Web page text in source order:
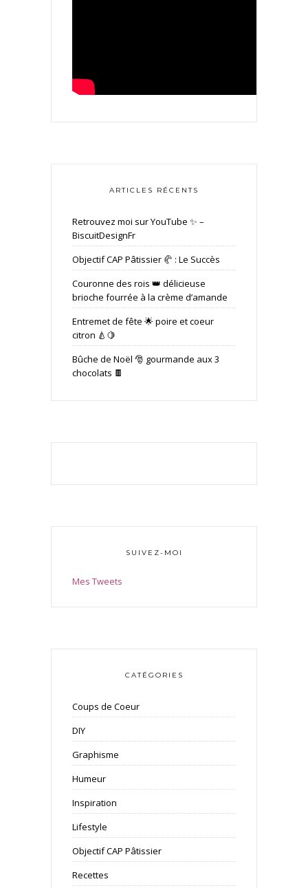
ARTICLES RÉCENTS
Retrouvez moi sur YouTube ✨ –
BiscuitDesignFr
Objectif CAP Pâtissier 🥐 : Le Succès
Couronne des rois 👑 délicieuse
brioche fourrée à la crème d’amande
Entremet de fête 🌟 poire et coeur
citron 🍐🍋
Bûche de Noël 🎅 gourmande aux 3
chocolats 🍫
SUIVEZ-MOI
Mes Tweets
CATÉGORIES
Coups de Coeur
DIY
Graphisme
Humeur
Inspiration
Lifestyle
Objectif CAP Pâtissier
Recettes